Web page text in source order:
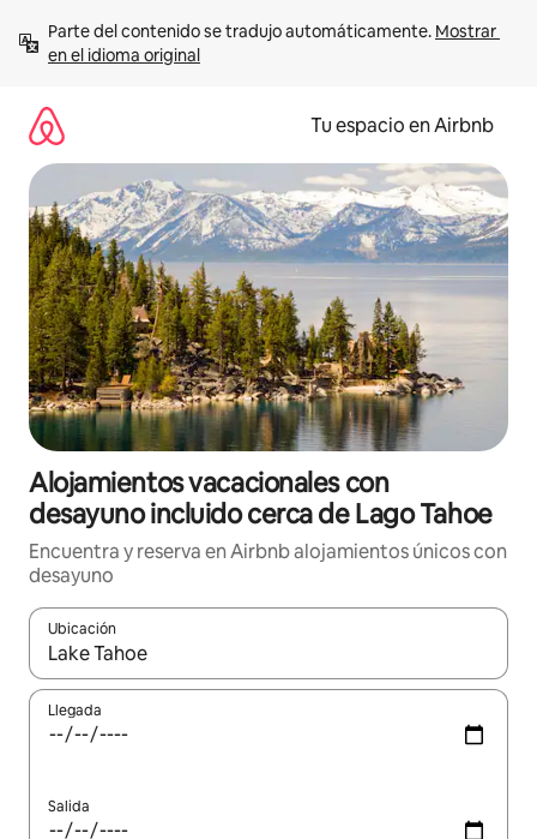
contenido
Parte del contenido se tradujo automáticamente. Mostrar
en el idioma original
Tu espacio en Airbnb
Alojamientos vacacionales con
desayuno incluido cerca de Lago Tahoe
Encuentra y reserva en Airbnb alojamientos únicos con
desayuno
Ubicación
Cuando los resultados estén disponibles, podrás navegar
Llegada
Salida